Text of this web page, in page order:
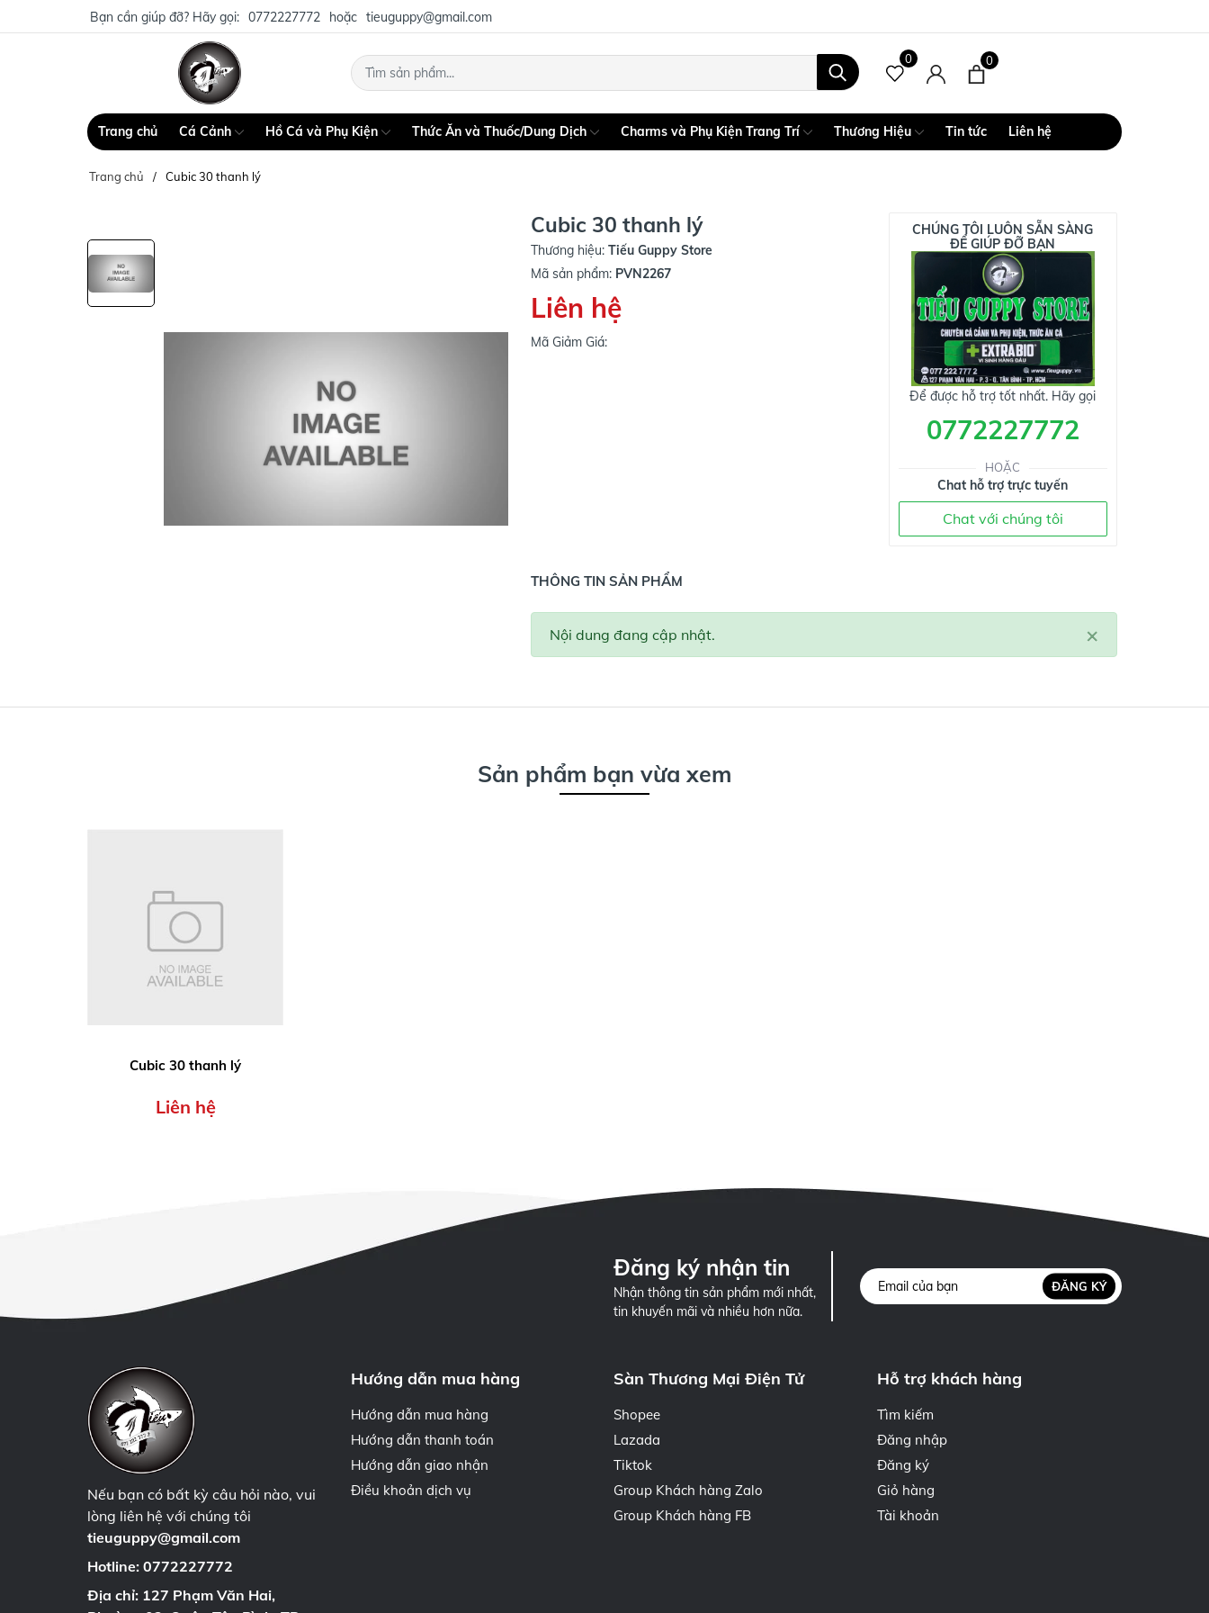
Bạn cần giúp đỡ? Hãy gọi: 0772227772 hoặc tieuguppy@gmail.com
0 0
Trang chủ Cá Cảnh Hồ Cá và Phụ Kiện Thức Ăn và Thuốc/Dung Dịch Charms và Phụ Kiện Trang Trí Thương Hiệu Tin tức Liên hệ
Trang chủ Cubic 30 thanh lý
Cubic 30 thanh lý
Thương hiệu: Tiếu Guppy Store
Mã sản phẩm: PVN2267
Liên hệ
Mã Giảm Giá:
CHÚNG TÔI LUÔN SẴN SÀNG
ĐỂ GIÚP ĐỠ BẠN
Để được hỗ trợ tốt nhất. Hãy gọi
0772227772
HOẶC
Chat hỗ trợ trực tuyến
Chat với chúng tôi
THÔNG TIN SẢN PHẨM
×
Nội dung đang cập nhật.
Sản phẩm bạn vừa xem
Cubic 30 thanh lý
Liên hệ
Đăng ký nhận tin
Nhận thông tin sản phẩm mới nhất,
tin khuyến mãi và nhiều hơn nữa.
ĐĂNG KÝ
Nếu bạn có bất kỳ câu hỏi nào, vui
lòng liên hệ với chúng tôi
tieuguppy@gmail.com
Hotline: 0772227772
Địa chỉ: 127 Phạm Văn Hai,
Hướng dẫn mua hàng
Hướng dẫn mua hàng
Hướng dẫn thanh toán
Hướng dẫn giao nhận
Điều khoản dịch vụ
Sàn Thương Mại Điện Tử
Shopee
Lazada
Tiktok
Group Khách hàng Zalo
Group Khách hàng FB
Hỗ trợ khách hàng
Tìm kiếm
Đăng nhập
Đăng ký
Giỏ hàng
Tài khoản